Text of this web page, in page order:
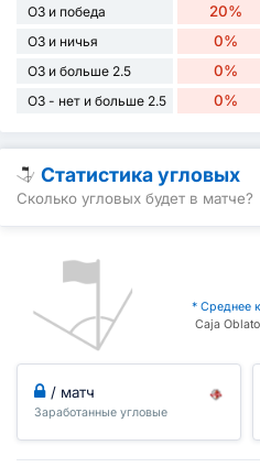
ОЗ и победа 20%
ОЗ и ничья 0%
ОЗ и больше 2.5 0%
ОЗ - нет и больше 2.5 0%
Статистика угловых
Сколько угловых будет в матче?
* Среднее
Caja
/ матч
Заработанные угловые